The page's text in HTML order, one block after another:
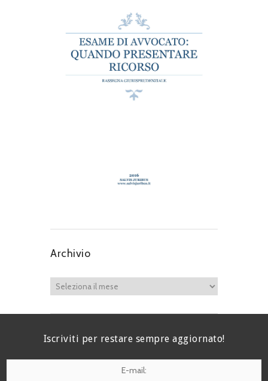
Archivio
Iscriviti per restare sempre aggiornato!